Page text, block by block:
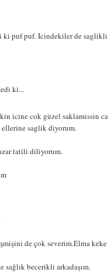
puf puf. Icindekiler de
ki...
icine cok güzel saklamissin
saglik diyorum.
tatili diliyorum.
de çok severim.Elma
sağlık becerikli arkadaşım.